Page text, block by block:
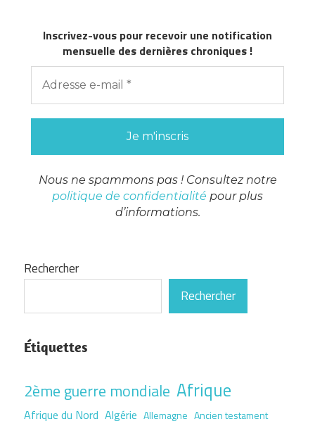
Inscrivez-vous pour recevoir une notification
mensuelle des dernières chroniques !
Nous ne spammons pas ! Consultez notre
politique de confidentialité pour plus
d’informations.
Rechercher
Rechercher
Étiquettes
2ème guerre mondiale Afrique
Afrique du Nord Algérie Allemagne Ancien testament